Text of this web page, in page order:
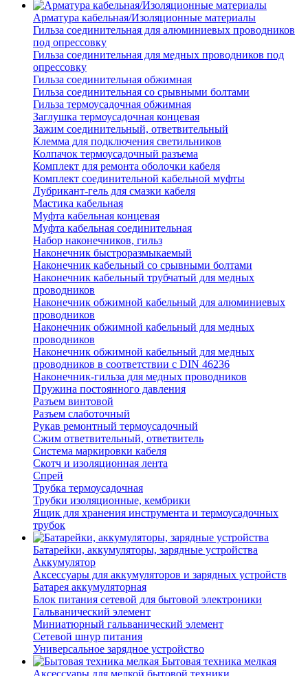
Арматура кабельная/Изоляционные материалы
Гильза соединительная для алюминиевых проводников
под опрессовку
Гильза соединительная для медных проводников под
опрессовку
Гильза соединительная обжимная
Гильза соединительная со срывными болтами
Гильза термоусадочная обжимная
Заглушка термоусадочная концевая
Зажим соединительный, ответвительный
Клемма для подключения светильников
Колпачок термоусадочный разъема
Комплект для ремонта оболочки кабеля
Комплект соединительной кабельной муфты
Лубрикант-гель для смазки кабеля
Мастика кабельная
Муфта кабельная концевая
Муфта кабельная соединительная
Набор наконечников, гильз
Наконечник быстроразмыкаемый
Наконечник кабельный со срывными болтами
Наконечник кабельный трубчатый для медных
проводников
Наконечник обжимной кабельный для алюминиевых
проводников
Наконечник обжимной кабельный для медных
проводников
Наконечник обжимной кабельный для медных
проводников в соответствии с DIN 46236
Наконечник-гильза для медных проводников
Пружина постоянного давления
Разъем винтовой
Разъем слаботочный
Рукав ремонтный термоусадочный
Сжим ответвительный, ответвитель
Система маркировки кабеля
Скотч и изоляционная лента
Спрей
Трубка термоусадочная
Трубки изоляционные, кембрики
Ящик для хранения инструмента и термоусадочных
трубок
Батарейки, аккумуляторы, зарядные устройства
Аккумулятор
Аксессуары для аккумуляторов и зарядных устройств
Батарея аккумуляторная
Блок питания сетевой для бытовой электроники
Гальванический элемент
Миниатюрный гальванический элемент
Сетевой шнур питания
Универсальное зарядное устройство
Бытовая техника мелкая
Аксессуары для мелкой бытовой техники